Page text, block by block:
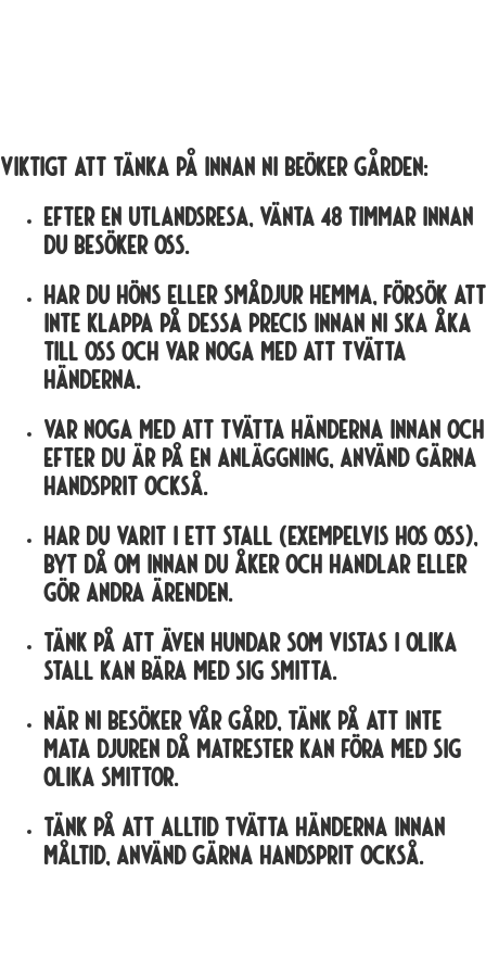
VIKTIGT ATT TÄNKA PÅ INNAN NI BEÖKER GÅRDEN:
Efter en utlandsresa, vänta 48 timmar innan
du besöker oss.
Har du höns eller smådjur hemma, försök att
inte klappa på dessa precis innan ni ska åka
till oss och var noga med att tvätta
händerna.
Var noga med att tvätta händerna innan och
efter du är på en anläggning, använd gärna
handsprit också.
Har du varit i ett stall (exempelvis hos oss),
byt då om innan du åker och handlar eller
gör andra ärenden.
Tänk på att även hundar som vistas i olika
stall kan bära med sig smitta.
När ni besöker vår gård, tänk på att inte
mata djuren då matrester kan föra med sig
olika smittor.
Tänk på att alltid tvätta händerna innan
måltid, använd gärna handsprit också.